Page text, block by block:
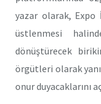
yazar olarak, Expo
üstlenmesi
dönüştürecek
örgütleri olarak
onur duyacaklarını